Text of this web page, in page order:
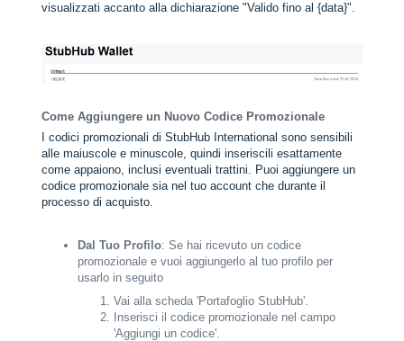
visualizzati accanto alla dichiarazione "Valido fino al {data}".
Come Aggiungere un Nuovo Codice Promozionale
I codici promozionali di StubHub International sono sensibili
alle maiuscole e minuscole, quindi inseriscili esattamente
come appaiono, inclusi eventuali trattini. Puoi aggiungere un
codice promozionale sia nel tuo account che durante il
processo di acquisto.
Dal Tuo Profilo: Se hai ricevuto un codice
promozionale e vuoi aggiungerlo al tuo profilo per
usarlo in seguito
Vai alla scheda 'Portafoglio StubHub'.
Inserisci il codice promozionale nel campo
'Aggiungi un codice'.